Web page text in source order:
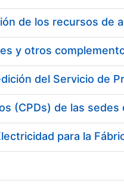
y otros